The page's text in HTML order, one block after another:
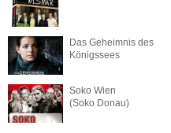
Das Geheimnis des
Königssees
Soko Wien
(Soko Donau)